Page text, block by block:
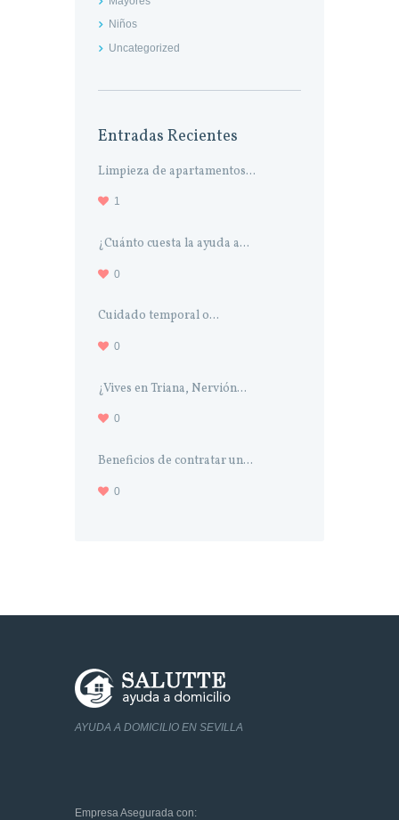
Niños
Uncategorized
Entradas Recientes
Limpieza de apartamentos...
1
¿Cuánto cuesta la ayuda a...
0
Cuidado temporal o...
0
¿Vives en Triana, Nervión...
0
Beneficios de contratar un...
0
AYUDA A DOMICILIO EN SEVILLA
Empresa Asegurada con: